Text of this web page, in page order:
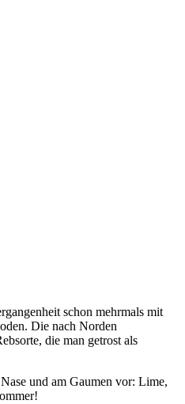
schon mehrmals mit
Die nach Norden
die man getrost als
und am Gaumen vor: Lime,